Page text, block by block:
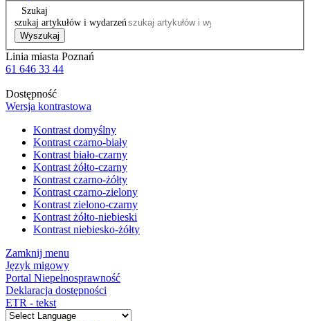
Szukaj
szukaj artykułów i wydarzeń
Wyszukaj
Linia miasta Poznań
61 646 33 44
Dostępność
Wersja kontrastowa
Kontrast domyślny
Kontrast czarno-biały
Kontrast biało-czarny
Kontrast żółto-czarny
Kontrast czarno-żółty
Kontrast czarno-zielony
Kontrast zielono-czarny
Kontrast żółto-niebieski
Kontrast niebiesko-żółty
Zamknij menu
Język migowy
Portal Niepełnosprawność
Deklaracja dostępności
ETR - tekst